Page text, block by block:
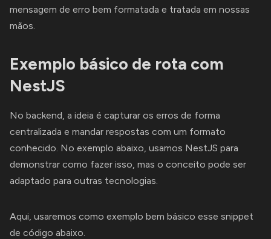
mensagem de erro bem formatada e tratada em nossas
mãos.
Exemplo básico de rota com
NestJS
No backend, a ideia é capturar os erros de forma
centralizada e mandar respostas com um formato
conhecido. No exemplo abaixo, usamos NestJS para
demonstrar como fazer isso, mas o conceito pode ser
adaptado para outras tecnologias.
Aqui, usaremos como exemplo bem básico esse snippet
de código abaixo.